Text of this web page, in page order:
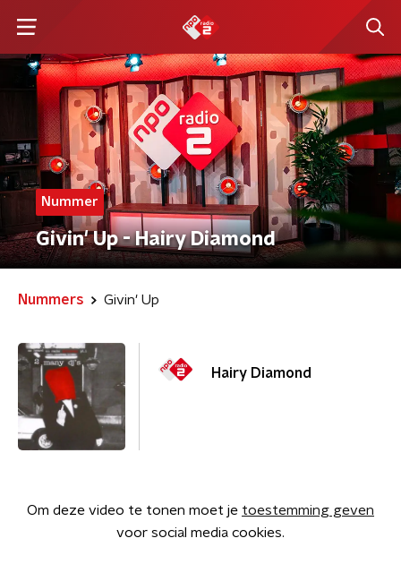
Nummer
Givin' Up - Hairy Diamond
Nummers Givin' Up
Hairy Diamond
Om deze video te tonen moet je toestemming geven
voor social media cookies.